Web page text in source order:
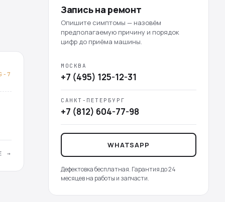
7
→
Запись на ремонт
Опишите симптомы — назовём
предполагаемую причину и порядок
цифр до приёма машины.
МОСКВА
+7 (495) 125-12-31
САНКТ-ПЕТЕРБУРГ
+7 (812) 604-77-98
WHATSAPP
Дефектовка бесплатная. Гарантия до 24
месяцев на работы и запчасти.